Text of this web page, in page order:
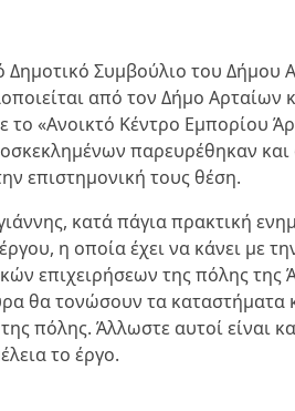
Δημοτικό Συμβούλιο του Δήμου
από τον Δήμο Αρταίων
«Ανοικτό Κέντρο Εμπορίου
παρευρέθηκαν και
επιστημονική τους θέση.
κατά πάγια πρακτική
η οποία έχει να κάνει με
επιχειρήσεων της πόλης της
θα τονώσουν τα καταστήματα
πόλης. Άλλωστε αυτοί είναι
το έργο.